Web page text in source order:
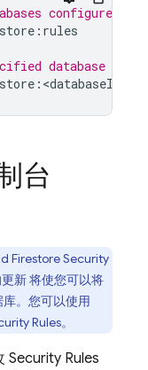
configured in
: rules
database
: <databaseId
台
FirestoreSecurity
新 将使您可以将
。您可以使用
Rules。
Security Rules